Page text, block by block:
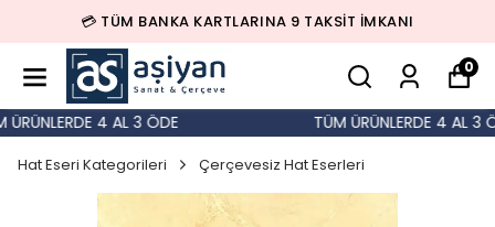
💳 TÜM BANKA KARTLARINA 9 TAKSİT İMKANI
0
4 AL 3 ÖDE TÜM ÜRÜNLERDE 4 AL 3
Hat Eseri Kategorileri Çerçevesiz Hat Eserleri